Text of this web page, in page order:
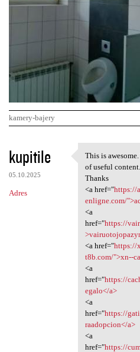
kamery-bajery
K
o
m
e
kupitile
05.10.2025
Adres
This is
This is
of useful
Thanks
<a href="https://
enligne.com/
<a
href="https://
<a href="https://
t8b.com/">xn--
<a
href="https://
egalo</a>
<a
href="https://
raadopcion</a>
<a
href="https://